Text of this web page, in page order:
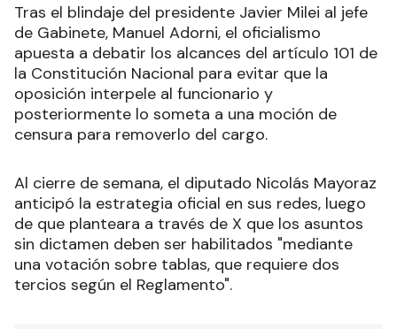
Tras el blindaje del presidente Javier Milei al jefe
de Gabinete, Manuel Adorni, el oficialismo
apuesta a debatir los alcances del artículo 101 de
la Constitución Nacional para evitar que la
oposición interpele al funcionario y
posteriormente lo someta a una moción de
censura para removerlo del cargo.
Al cierre de semana, el diputado Nicolás Mayoraz
anticipó la estrategia oficial en sus redes, luego
de que planteara a través de X que los asuntos
sin dictamen deben ser habilitados "mediante
una votación sobre tablas, que requiere dos
tercios según el Reglamento".